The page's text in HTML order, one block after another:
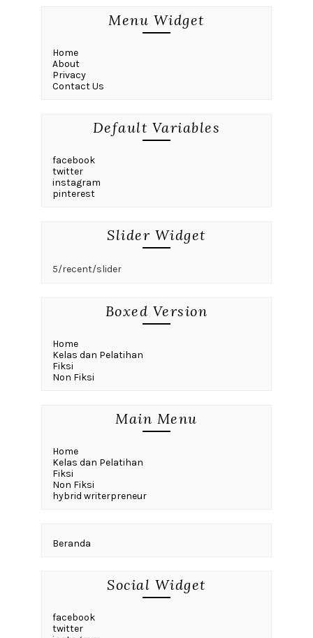
Menu Widget
Home
About
Privacy
Contact Us
Default Variables
facebook
twitter
instagram
pinterest
Slider Widget
5/recent/slider
Boxed Version
Home
Kelas dan Pelatihan
Fiksi
Non Fiksi
Main Menu
Home
Kelas dan Pelatihan
Fiksi
Non Fiksi
hybrid writerpreneur
Beranda
Social Widget
facebook
twitter